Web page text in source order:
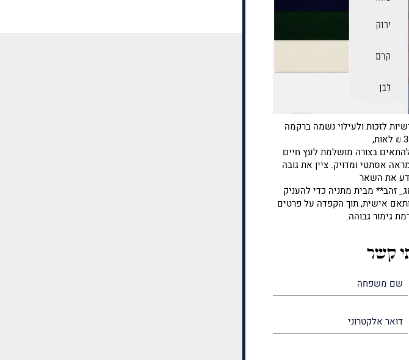
לזכות ולעילוי נשמה ברקמה
בצורה מושלמת לעץ חיים
אסתטי ומדויק. ציין את גובה
את השאר
זהב** מבית מתניה כדי להעניק
אישית, תוך הקפדה על פרטים
גימור גבוהה.
קשר